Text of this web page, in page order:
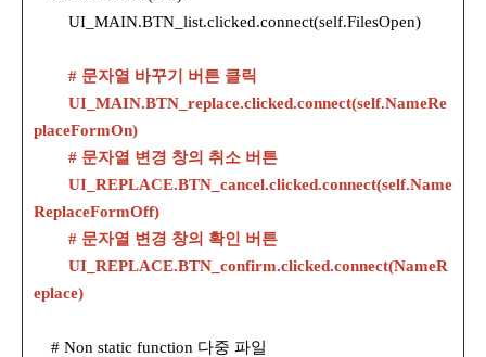
UI_MAIN.BTN_list.clicked.connect(self.FilesOpen)
# 문자열 바꾸기 버튼 클릭
UI_MAIN.BTN_replace.clicked.connect(self.NameRe
placeFormOn)
# 문자열 변경 창의 취소 버튼
UI_REPLACE.BTN_cancel.clicked.connect(self.Name
ReplaceFormOff)
# 문자열 변경 창의 확인 버튼
UI_REPLACE.BTN_confirm.clicked.connect(NameR
eplace)
# Non static function 다중 파일